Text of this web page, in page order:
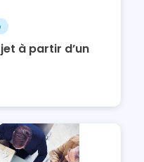
à partir d’un